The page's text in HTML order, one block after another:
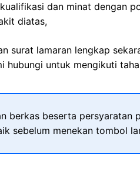
dan minat dengan
diatas,
surat lamaran lengkap
hubungi untuk mengikuti
berkas beserta persyaratan
sebelum menekan tombol